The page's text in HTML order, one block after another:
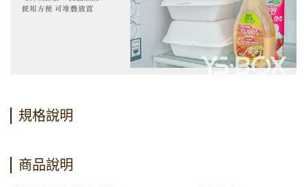
規格說明
商品說明